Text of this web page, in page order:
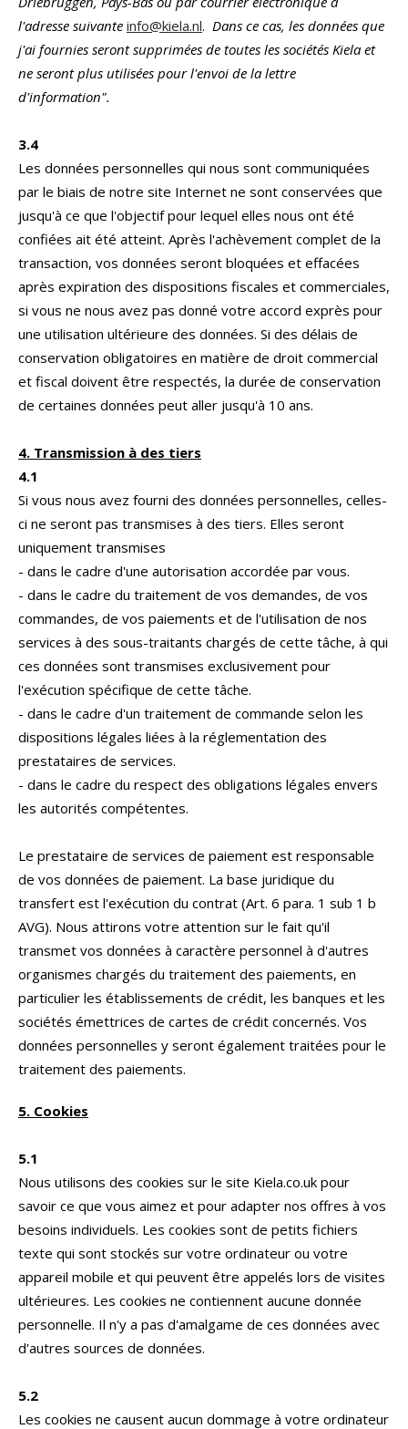
l'adresse suivante info@kiela.nl. Dans ce cas, les données que
j'ai fournies seront supprimées de toutes les sociétés Kiela et
ne seront plus utilisées pour l'envoi de la lettre
d'information".
3.4
Les données personnelles qui nous sont communiquées
par le biais de notre site Internet ne sont conservées que
jusqu'à ce que l'objectif pour lequel elles nous ont été
confiées ait été atteint. Après l'achèvement complet de la
transaction, vos données seront bloquées et effacées
après expiration des dispositions fiscales et commerciales,
si vous ne nous avez pas donné votre accord exprès pour
une utilisation ultérieure des données. Si des délais de
conservation obligatoires en matière de droit commercial
et fiscal doivent être respectés, la durée de conservation
de certaines données peut aller jusqu'à 10 ans.
4. Transmission à des tiers
4.1
Si vous nous avez fourni des données personnelles, celles-
ci ne seront pas transmises à des tiers. Elles seront
uniquement transmises
- dans le cadre d'une autorisation accordée par vous.
- dans le cadre du traitement de vos demandes, de vos
commandes, de vos paiements et de l'utilisation de nos
services à des sous-traitants chargés de cette tâche, à qui
ces données sont transmises exclusivement pour
l'exécution spécifique de cette tâche.
- dans le cadre d'un traitement de commande selon les
dispositions légales liées à la réglementation des
prestataires de services.
- dans le cadre du respect des obligations légales envers
les autorités compétentes.
Le prestataire de services de paiement est responsable
de vos données de paiement. La base juridique du
transfert est l'exécution du contrat (Art. 6 para. 1 sub 1 b
AVG). Nous attirons votre attention sur le fait qu'il
transmet vos données à caractère personnel à d'autres
organismes chargés du traitement des paiements, en
particulier les établissements de crédit, les banques et les
sociétés émettrices de cartes de crédit concernés. Vos
données personnelles y seront également traitées pour le
traitement des paiements.
5. Cookies
5.1
Nous utilisons des cookies sur le site Kiela.co.uk pour
savoir ce que vous aimez et pour adapter nos offres à vos
besoins individuels. Les cookies sont de petits fichiers
texte qui sont stockés sur votre ordinateur ou votre
appareil mobile et qui peuvent être appelés lors de visites
ultérieures. Les cookies ne contiennent aucune donnée
personnelle. Il n'y a pas d'amalgame de ces données avec
d'autres sources de données.
5.2
Les cookies ne causent aucun dommage à votre ordinateur